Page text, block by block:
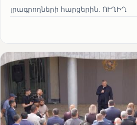
լրագրողների հարցերին․ ՈՒՂԻՂ